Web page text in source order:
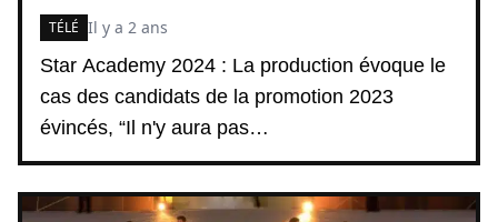
Star Academy 2024 : La production évoque le
cas des candidats de la promotion 2023
évincés, “Il n'y aura pas…
TÉLÉ Il y a 2 ans